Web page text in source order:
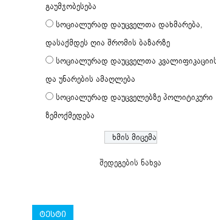
გაუმჯობესება
სოციალურად დაუცველთა დახმარება,
დასაქმდეს ღია შრომის ბაზარზე
სოციალურად დაუცველთა
და უნარების ამაღლება
სოციალურად დაუცველებზე პოლიტიკური
ზემოქმედება
შედეგების ნახვა
ტესტი